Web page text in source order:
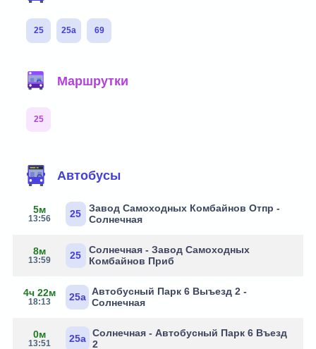
25 25а 69
Маршрутки
25
Автобусы
5м
13:56 25
Завод Самоходных Комбайнов Отпр -
Солнечная
8м
13:59 25
Солнечная - Завод Самоходных
Комбайнов Приб
4ч 22м
18:13 25а Автобусный Парк 6 Выъезд 2 -
Солнечная
0м
13:51 25а Солнечная - Автобусный Парк 6 Въезд
2